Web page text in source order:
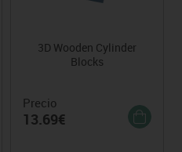
3D Wooden Cylinder
Blocks
Precio
13.69€